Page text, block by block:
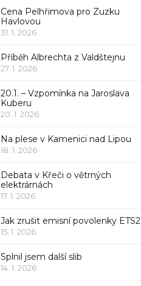
Cena Pelhřimova pro Zuzku
Havlovou
31. 1. 2026
Příběh Albrechta z Valdštejnu
27. 1. 2026
20.1. – Vzpomínka na Jaroslava
Kuberu
20. 1. 2026
Na plese v Kamenici nad Lipou
18. 1. 2026
Debata v Křeči o větrných
elektrárnách
17. 1. 2026
Jak zrušit emisní povolenky ETS2
15. 1. 2026
Splnil jsem další slib
14. 1. 2026